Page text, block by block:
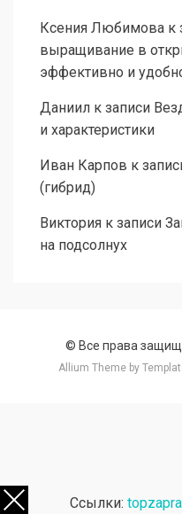
Ксения Любимова к
выращивание в
эффективно и
Даниил к записи
и характеристики
Иван Карпов к
(гибрид)
Виктория к записи
на подсолнух
© Все права
Allium Theme by
Ссылки: